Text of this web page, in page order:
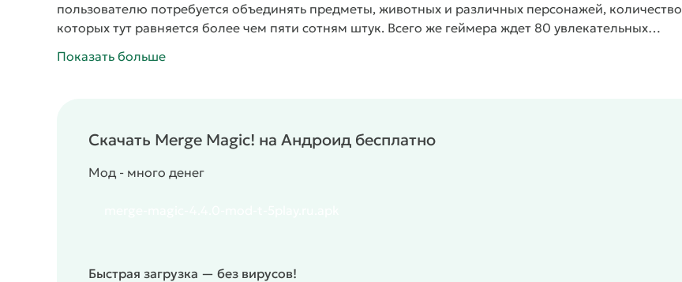
пользователю потребуется объединять предметы, животных и различных персонажей, количество
которых тут равняется более чем пяти сотням штук. Всего же геймера ждет 80 увлекательных
Показать больше
Скачать Merge Magic! на Андроид бесплатно
Мод - много денег
Быстрая загрузка — без вирусов!